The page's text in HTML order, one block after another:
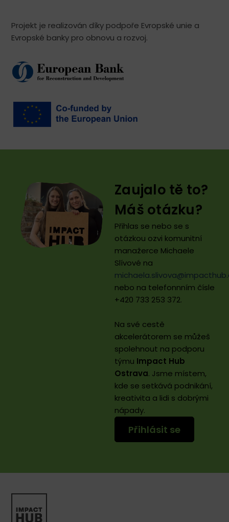
Projekt je realizován díky podpoře Evropské unie a
Evropské banky pro obnovu a rozvoj.
Zaujalo tě to?
Máš otázku?
Přihlas se nebo se s
otázkou ozvi komunitní
manažerce Michaele
Slívové na
nebo na telefonnním čísle
+420 733 253 372.
Na své cestě
akcelerátorem se můžeš
spolehnout na podporu
týmu Impact Hub
Ostrava. Jsme místem,
kde se setkává podnikání,
kreativita a lidi s dobrými
nápady.
Přihlásit se